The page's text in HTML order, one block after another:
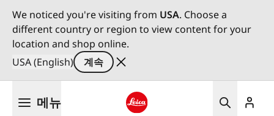
We noticed you're visiting from USA. Choose a
different country or region to view content for your
location and shop online.
USA (English)
계속
메뉴